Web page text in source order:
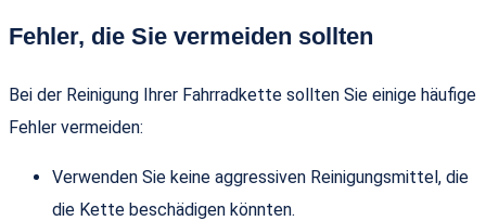
Fehler, die Sie vermeiden sollten
Bei der Reinigung Ihrer Fahrradkette sollten Sie einige häufige
Fehler vermeiden:
Verwenden Sie keine aggressiven Reinigungsmittel, die
die Kette beschädigen könnten.